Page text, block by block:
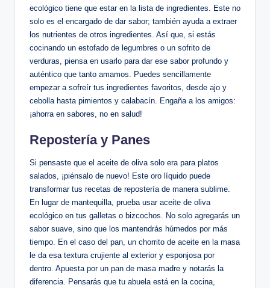
ecológico tiene que estar en la lista de ingredientes. Este no
solo es el encargado de dar sabor; también ayuda a extraer
los nutrientes de otros ingredientes. Así que, si estás
cocinando un estofado de legumbres o un sofrito de
verduras, piensa en usarlo para dar ese sabor profundo y
auténtico que tanto amamos. Puedes sencillamente
empezar a sofreír tus ingredientes favoritos, desde ajo y
cebolla hasta pimientos y calabacín. Engaña a los amigos:
¡ahorra en sabores, no en salud!
Repostería y Panes
Si pensaste que el aceite de oliva solo era para platos
salados, ¡piénsalo de nuevo! Este oro líquido puede
transformar tus recetas de repostería de manera sublime.
En lugar de mantequilla, prueba usar aceite de oliva
ecológico en tus galletas o bizcochos. No solo agregarás un
sabor suave, sino que los mantendrás húmedos por más
tiempo. En el caso del pan, un chorrito de aceite en la masa
le da esa textura crujiente al exterior y esponjosa por
dentro. Apuesta por un pan de masa madre y notarás la
diferencia. Pensarás que tu abuela está en la cocina,